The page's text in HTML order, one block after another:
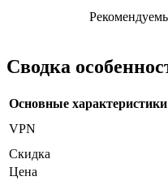
Сводка
Основные характеристики
VPN
Скидка
Цена